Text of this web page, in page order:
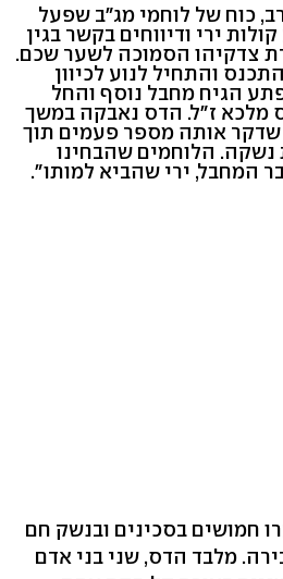
כוח של לוחמי מג"ב שפעל
ירי ודיווחים בקשר בגין
צדקיהו הסמוכה לשער שכם.
והתחיל לנוע לכיוון
הגיח מחבל נוסף והחל
מלכא ז"ל. הדס נאבקה במשך
אותה מספר פעמים תוך
הלוחמים שהבחינו
המחבל, ירי שהביא למותו".
חמושים בסכינים ובנשק חם
מלבד הדס, שני בני אדם